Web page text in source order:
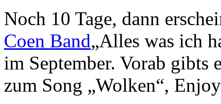
Noch 10 Tage, dann
Coen Band„Alles was ich
im September. Vorab gibts
zum Song „Wolken“,